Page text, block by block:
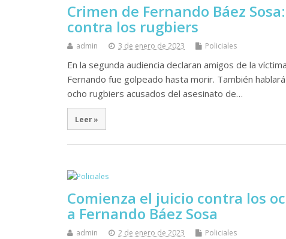
Crimen de Fernando Báez
contra los rugbiers
admin 3 de enero de 2023 Policiales
En la segunda audiencia declaran amigos de la
Fernando fue golpeado hasta morir. También
ocho rugbiers acusados del asesinato de…
Leer »
Comienza el juicio contra los
a Fernando Báez Sosa
admin 2 de enero de 2023 Policiales